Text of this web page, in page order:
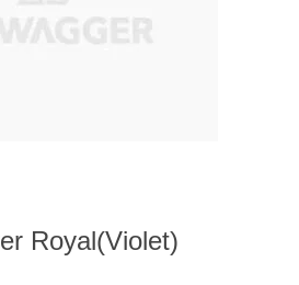
Royal(Violet)